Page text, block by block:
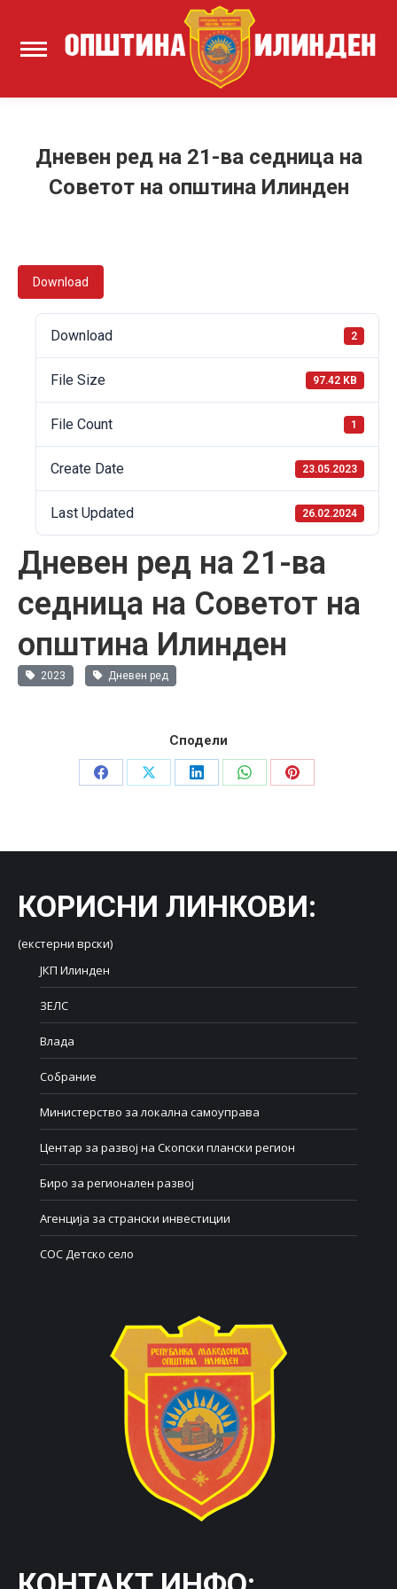
Дневен ред на 21-ва седница на
Советот на општина Илинден
Download
Download 2
File Size 97.42 KB
File Count 1
Create Date 23.05.2023
Last Updated 26.02.2024
Дневен ред на 21-ва
седница на Советот на
општина Илинден
2023 Дневен ред
Сподели
Share
Share
Share
Share
Share
КОРИСНИ ЛИНКОВИ:
(екстерни врски)
ЈКП Илинден
ЗЕЛС
Влада
Собрание
Министерство за локална самоуправа
Центар за развој на Скопски плански регион
Биро за регионален развој
Агенција за странски инвестиции
СОС Детско село